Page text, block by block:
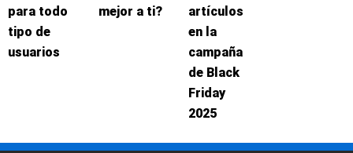
para todo
tipo de
usuarios
mejor a ti?
artículos
en la
campaña
de Black
Friday
2025